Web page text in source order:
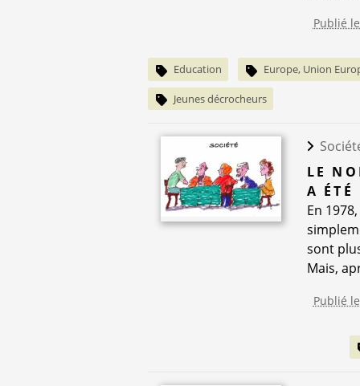
Publié
Education Europe, Union
Jeunes décrocheurs
LE
A ÉTÉ
En
sont
Mais,
Publié